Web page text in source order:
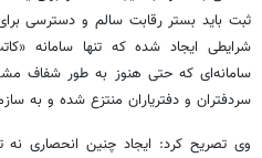
ثبت باید بستر رقابت سالم و دسترسی
شرایطی ایجاد شده که تنها سامانه
سامانه‌ای که حتی هنوز به طور شفاف
سردفتران و دفتریاران منتزع شده و به
وی تصریح کرد: ایجاد چنین انحصاری نه